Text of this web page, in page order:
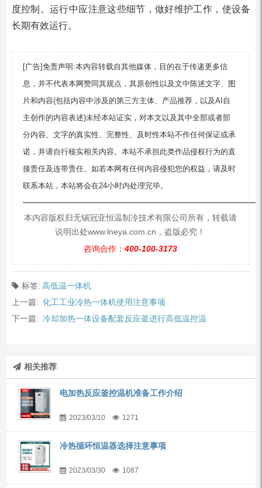
度控制。运行中应注意这些细节，做好维护工作，使设备
长期有效运行。
[广告]免责声明:本内容转载自其他媒体，目的在于传递更多信
息，并不代表本网赞同其观点，其原创性以及文中陈述文字、图
片和内容(包括内容中涉及的第三方主体、产品推荐，以及AI自
主创作的内容表述)未经本站证实，对本文以及其中全部或者部
分内容、文字的真实性、完整性、及时性本站不作任何保证或承
诺，并请自行核实相关内容。本站不承担此类作品侵权行为的直
接责任及连带责任。如若本网有任何内容侵犯您的权益，请及时
联系本站，本站将会在24小时内处理完毕。
本内容版权归无锡冠亚恒温制冷技术有限公司所有，转载请
说明出处www.lneya.com.cn，盗版必究！
咨询合作： 400-100-3173
标签: 高低温一体机
上一篇: 化工工业冷热一体机使用注意事项
下一篇: 冷却加热一体设备配套反应釜进行高低温控温
相关推荐
电加热反应釜控温机准备工作介绍
2023/03/10 1271
冷热循环恒温器选择注意事项
2023/03/30 1087